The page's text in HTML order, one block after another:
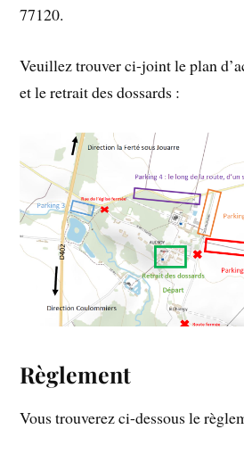
77120.
Veuillez trouver ci-joint le plan
et le retrait des dossards :
Règlement
Vous trouverez ci-dessous le